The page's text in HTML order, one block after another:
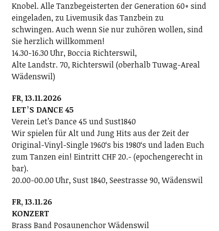
Knobel. Alle Tanzbegeisterten der Generation 60+ sind
eingeladen, zu Livemusik das Tanzbein zu
schwingen. Auch wenn Sie nur zuhören wollen, sind
Sie herzlich willkommen!
14.30-16.30 Uhr, Boccia Richterswil,
Alte Landstr. 70, Richterswil (oberhalb Tuwag-Areal
Wädenswil)
FR, 13.11.2026
LETʼS DANCE 45
Verein Letʼs Dance 45 und Sust1840
Wir spielen für Alt und Jung Hits aus der Zeit der
Original-Vinyl-Single 1960ʻs bis 1980ʻs und laden Euch
zum Tanzen ein! Eintritt CHF 20.- (epochengerecht in
bar).
20.00-00.00 Uhr, Sust 1840, Seestrasse 90, Wädenswil
FR, 13.11.26
KONZERT
Brass Band Posaunenchor Wädenswil